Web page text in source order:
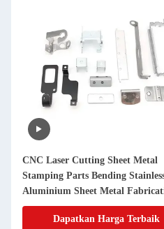
CNC Laser Cutting Sheet Metal
Stamping Parts Bending
Aluminium Sheet Metal
Dapatkan Harga Terbaik